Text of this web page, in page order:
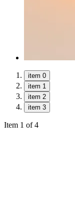
item 0
item 1
item 2
item 3
Item 1 of 4